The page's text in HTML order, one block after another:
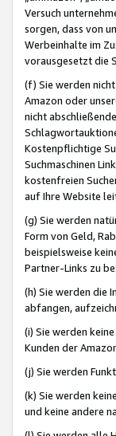
Versuch
sorgen, dass von
Werbeinhalte im
vorausgesetzt die
(f) Sie werden
Amazon oder
nicht
Kostenpflichtige
Suchmaschinen
kostenfreien
auf Ihre Website
(g) Sie werden
Form von Geld,
beispielsweise
Partner-Links zu
(h) Sie werden die
abfangen,
(i) Sie werden
Kunden der
(j) Sie werden
(k) Sie werden
und keine andere